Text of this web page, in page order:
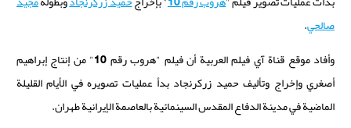
صالحي.
وأفاد موقع قناة آي فيلم العربية أن فيلم "هروب رقم 10" من إنتاج إبراهيم
أصغري وإخراج وتأليف حميد زركرنجاد بدأ عمليات تصويره في الأيام القليلة
الماضية في مدينة الدفاع المقدس السينمائية بالعاصمة الإيرانية طهران.